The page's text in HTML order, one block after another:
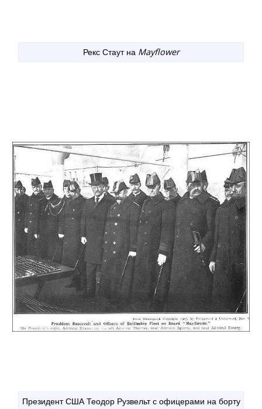
Рекс Стаут на Mayflower
Президент США Теодор Рузвельт с офицерами на борту